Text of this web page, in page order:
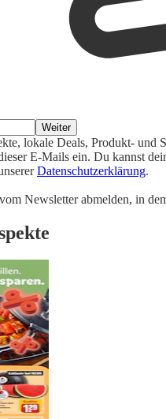
Weiter
lokale Deals, Produkt-
E-Mails ein. Du kannst
Datenschutzerklärung.
Newsletter abmelden, in